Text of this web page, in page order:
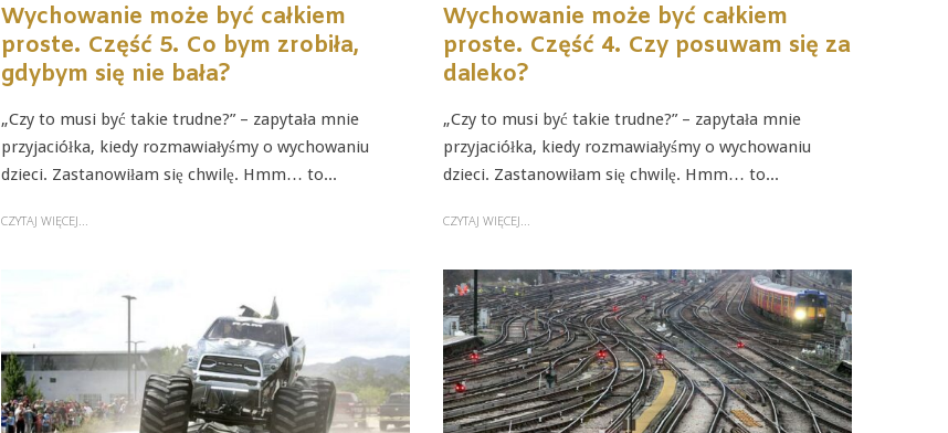
Wychowanie może być całkiem
proste. Część 5. Co bym zrobiła,
gdybym się nie bała?
„Czy to musi być takie trudne?” – zapytała mnie
przyjaciółka, kiedy rozmawiałyśmy o wychowaniu
dzieci. Zastanowiłam się chwilę. Hmm… to...
CZYTAJ WIĘCEJ...
Wychowanie może być całkiem
proste. Część 4. Czy posuwam się za
daleko?
„Czy to musi być takie trudne?” – zapytała mnie
przyjaciółka, kiedy rozmawiałyśmy o wychowaniu
dzieci. Zastanowiłam się chwilę. Hmm… to...
CZYTAJ WIĘCEJ...